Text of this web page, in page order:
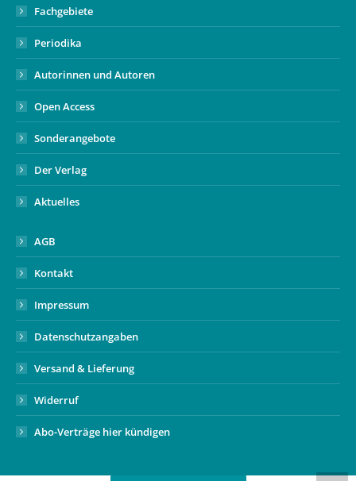
Fachgebiete
Periodika
Autorinnen und Autoren
Open Access
Sonderangebote
Der Verlag
Aktuelles
AGB
Kontakt
Impressum
Datenschutzangaben
Versand & Lieferung
Widerruf
Abo-Verträge hier kündigen